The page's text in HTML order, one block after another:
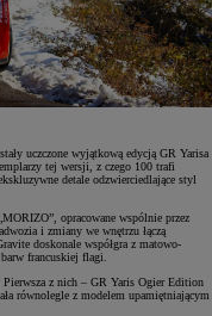
uczczone wyjątkową edycją GR Yarisa
tej wersji, z czego 100 trafi
detale odzwierciedlające styl
opracowane wspólnie przez
i zmiany we wnętrzu łączą
doskonale współgra z matowo-
francuskiej flagi.
Pierwsza z nich – GR Yaris Ogier Edition
równolegle z modelem upamiętniającym